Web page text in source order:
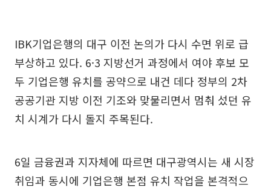
IBK기업은행의 대구 이전 논의가 다시 수면 위로 급
부상하고 있다. 6·3 지방선거 과정에서 여야 후보 모
두 기업은행 유치를 공약으로 내건 데다 정부의 2차
공공기관 지방 이전 기조와 맞물리면서 멈춰 섰던 유
치 시계가 다시 돌지 주목된다.
6일 금융권과 지자체에 따르면 대구광역시는 새 시장
취임과 동시에 기업은행 본점 유치 작업을 본격적으